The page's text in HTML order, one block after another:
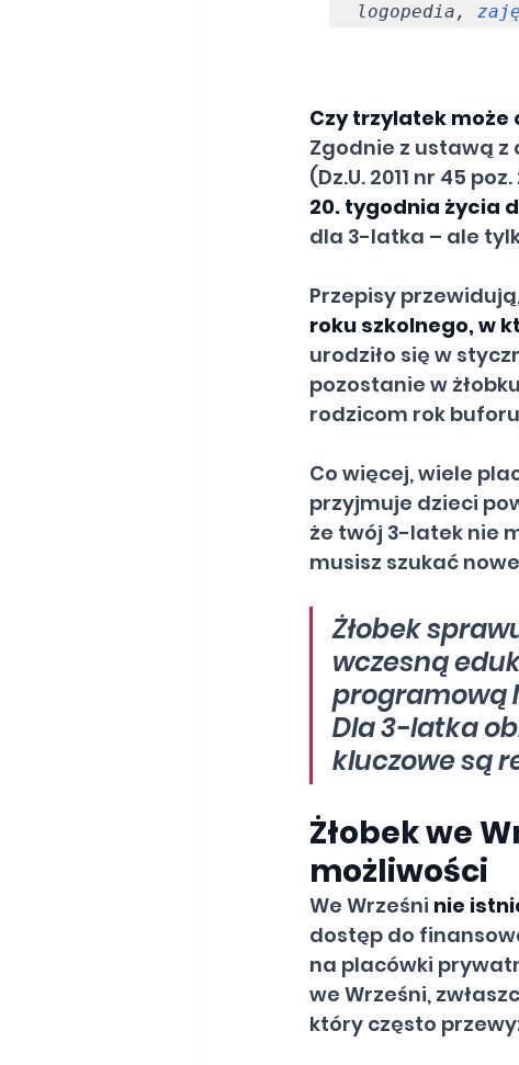
logopedia,
Czy trzylatek może
Zgodnie z ustawą z
(Dz.U. 2011 nr 45
20. tygodnia życia
dla 3-latka – ale
Przepisy
roku szkolnego, w
urodziło się w
pozostanie w
rodzicom rok
Co więcej, wiele
przyjmuje dzieci
że twój 3-latek nie
musisz szukać
Żłobek
wczesną
programową
Dla 3-latka
kluczowe są
Żłobek we
możliwości
We Wrześni nie
dostęp do
na placówki
we Wrześni,
który często